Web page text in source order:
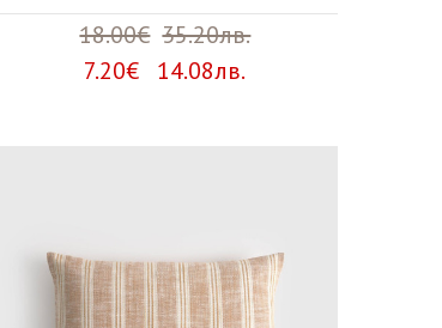
18.00€ 35.20лв.
7.20€ 14.08лв.